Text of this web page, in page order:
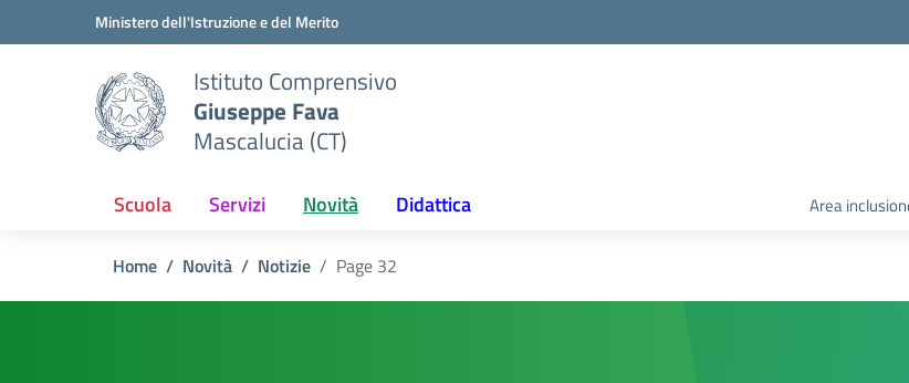
Vai ai contenuti
Vai al menu di navigazioneMinistero dell'Istruzione e del Merito
Istituto Comprensivo
Giuseppe Fava
Mascalucia (CT)
Scuola Servizi Novità Didattica Area
Home Novità Notizie Page 32